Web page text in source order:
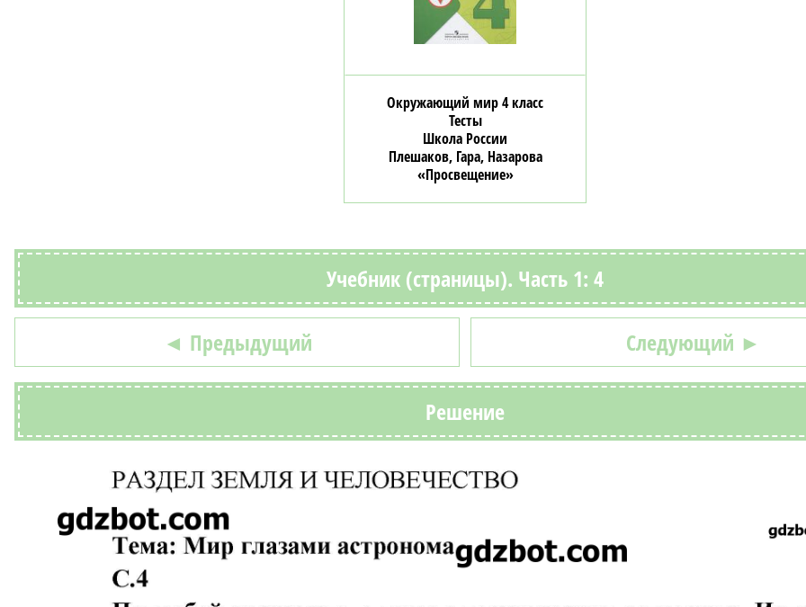
Окружающий мир 4 класс
Тесты
Школа России
Плешаков, Гара, Назарова
«Просвещение»
Учебник (страницы). Часть 1: 4
◄ Предыдущий Следующий ►
Решение